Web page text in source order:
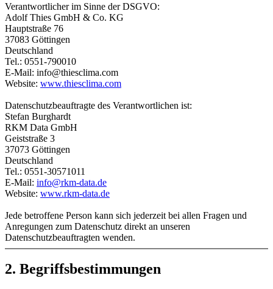
Verantwortlicher im Sinne der DSGVO:
Adolf Thies GmbH & Co. KG
Hauptstraße 76
37083 Göttingen
Deutschland
Tel.: 0551-790010
E-Mail: info@thiesclima.com
Website: www.thiesclima.com
Datenschutzbeauftragte des Verantwortlichen ist:
Stefan Burghardt
RKM Data GmbH
Geiststraße 3
37073 Göttingen
Deutschland
Tel.: 0551-30571011
E-Mail: info@rkm-data.de
Website: www.rkm-data.de
Jede betroffene Person kann sich jederzeit bei allen Fragen und
Anregungen zum Datenschutz direkt an unseren
Datenschutzbeauftragten wenden.
2. Begriffsbestimmungen